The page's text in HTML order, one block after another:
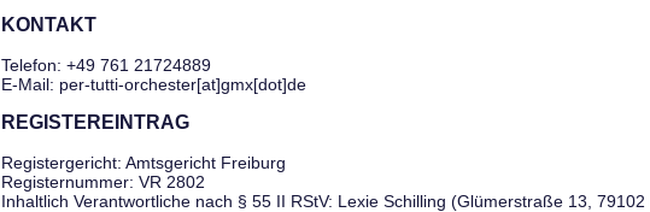
KONTAKT
Telefon: +49 761 21724889
E-Mail: per-tutti-orchester[at]gmx[dot]de
REGISTEREINTRAG
Registergericht: Amtsgericht Freiburg
Registernummer: VR 2802
Inhaltlich Verantwortliche nach § 55 II RStV: Lexie Schilling (Glümerstraße 13,